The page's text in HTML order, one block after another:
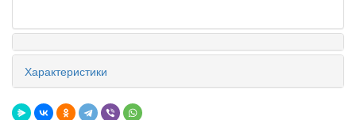
Характеристики